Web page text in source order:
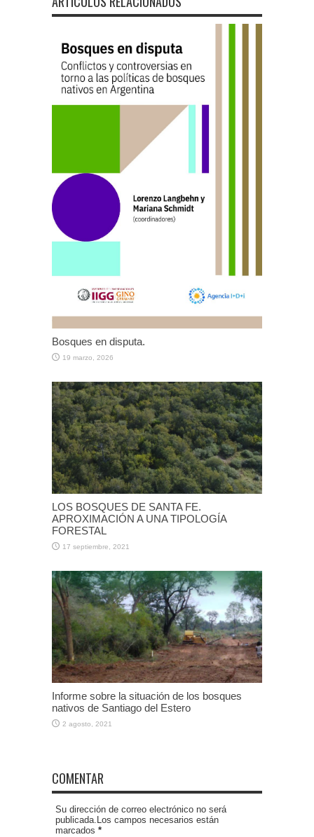
Bosques en disputa.
19 marzo, 2026
LOS BOSQUES DE SANTA FE.
APROXIMACIÓN A UNA TIPOLOGÍA
FORESTAL
17 septiembre, 2021
Informe sobre la situación de los bosques
nativos de Santiago del Estero
2 agosto, 2021
COMENTAR
Su dirección de correo electrónico no será
publicada.Los campos necesarios están
marcados *